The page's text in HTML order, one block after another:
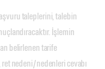
taleplerini, talebin
İşlemin
belirlenen tarife
nedeni/nedenleri cevabı